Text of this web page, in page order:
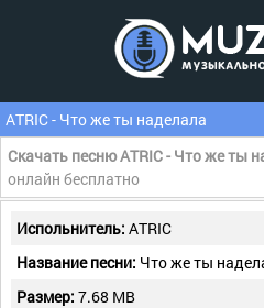
ATRIC - Что же ты наделала
Скачать песню ATRIC - Что же ты
онлайн бесплатно
Испольнитель: ATRIC
Название песни: Что же ты
Размер: 7.68 MB